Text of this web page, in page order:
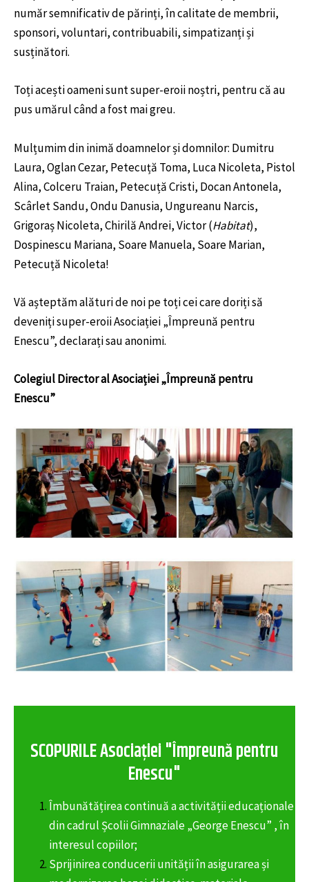
număr semnificativ de părinți, în calitate de membrii,
sponsori, voluntari, contribuabili, simpatizanți și
susținători.
Toți acești oameni sunt super-eroii noștri, pentru că au
pus umărul când a fost mai greu.
Mulțumim din inimă doamnelor și domnilor: Dumitru
Laura, Oglan Cezar, Petecuță Toma, Luca Nicoleta, Pistol
Alina, Colceru Traian, Petecuță Cristi, Docan Antonela,
Scârlet Sandu, Ondu Danusia, Ungureanu Narcis,
Grigoraș Nicoleta, Chirilă Andrei, Victor (Habitat),
Dospinescu Mariana, Soare Manuela, Soare Marian,
Petecuță Nicoleta!
Vă așteptăm alături de noi pe toți cei care doriți să
deveniți super-eroii Asociației „Împreună pentru
Enescu”, declarați sau anonimi.
Colegiul Director al Asociației „Împreună pentru
Enescu”
SCOPURILE Asociației "Împreună pentru
Enescu"
Îmbunătățirea continuă a activității educaționale
din cadrul Școlii Gimnaziale „George Enescu” , în
interesul copiilor;
Sprijinirea conducerii unității în asigurarea și